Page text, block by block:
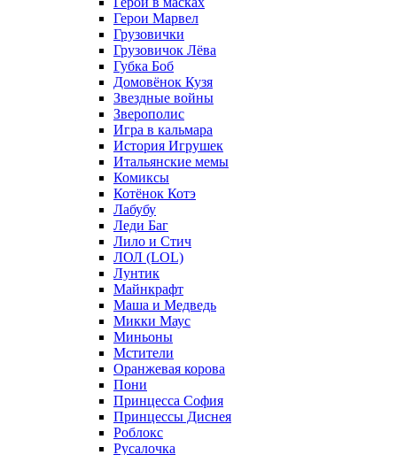
Герои Марвел
Грузовички
Грузовичок Лёва
Губка Боб
Домовёнок Кузя
Звездные войны
Зверополис
Игра в кальмара
История Игрушек
Итальянские мемы
Комиксы
Котёнок Котэ
Лабубу
Леди Баг
Лило и Стич
ЛОЛ (LOL)
Лунтик
Майнкрафт
Маша и Медведь
Микки Маус
Миньоны
Мстители
Оранжевая корова
Пони
Принцесса София
Принцессы Диснея
Роблокс
Русалочка